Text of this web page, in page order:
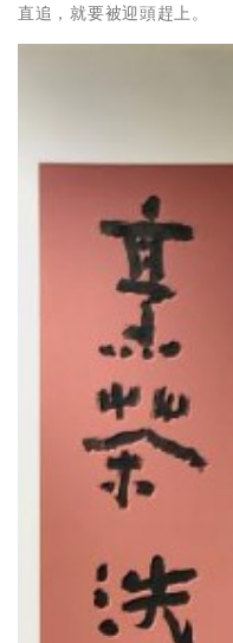
直追，就要被迎頭趕上。